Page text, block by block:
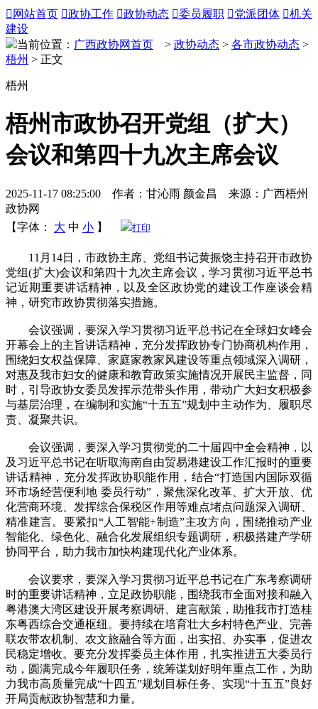
 网站首页 政协工作 政协动态 委员履职 党派团体 机关
建设
当前位置： 广西政协网首页 > 政协动态 > 各市政协动态 >
梧州 > 正文
梧州
梧州市政协召开党组（扩大）
会议和第四十九次主席会议
2025-11-17 08:25:00 作者：甘沁雨 颜金昌 来源：广西梧州
政协网
【字体：
大 中 小 】 打印
11月14日，市政协主席、党组书记黄振饶主持召开市政协
党组(扩大)会议和第四十九次主席会议，学习贯彻习近平总书
记近期重要讲话精神，以及全区政协党的建设工作座谈会精
神，研究市政协贯彻落实措施。
会议强调，要深入学习贯彻习近平总书记在全球妇女峰会
开幕会上的主旨讲话精神，充分发挥政协专门协商机构作用，
围绕妇女权益保障、家庭家教家风建设等重点领域深入调研，
对惠及我市妇女的健康和教育政策实施情况开展民主监督，同
时，引导政协女委员发挥示范带头作用，带动广大妇女积极参
与基层治理，在编制和实施“十五五”规划中主动作为、履职尽
责、凝聚共识。
会议强调，要深入学习贯彻党的二十届四中全会精神，以
及习近平总书记在听取海南自由贸易港建设工作汇报时的重要
讲话精神，充分发挥政协职能作用，结合“打造国内国际双循
环市场经营便利地 委员行动”，聚焦深化改革、扩大开放、优
化营商环境、发挥综合保税区作用等难点堵点问题深入调研、
精准建言。要紧扣“人工智能+制造”主攻方向，围绕推动产业
智能化、绿色化、融合化发展组织专题调研，积极搭建产学研
协同平台，助力我市加快构建现代化产业体系。
会议要求，要深入学习贯彻习近平总书记在广东考察调研
时的重要讲话精神，立足政协职能，围绕我市全面对接和融入
粤港澳大湾区建设开展考察调研、建言献策，助推我市打造桂
东粤西综合交通枢纽。要持续在培育壮大乡村特色产业、完善
联农带农机制、农文旅融合等方面，出实招、办实事，促进农
民稳定增收。要充分发挥委员主体作用，扎实推进五大委员行
动，圆满完成今年履职任务，统筹谋划好明年重点工作，为助
力我市高质量完成“十四五”规划目标任务、实现“十五五”良好
开局贡献政协智慧和力量。